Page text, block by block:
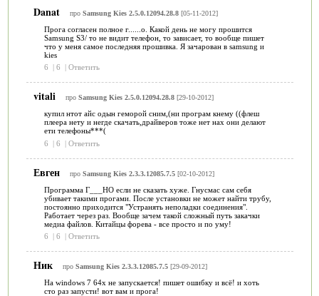
Danat про Samsung Kies 2.5.0.12094.28.8[05-11-2012]
Прога согласен полное г......о. Какой день не могу прошится
Samsung S3/ то не видит телефон, то зависает, то вообще пишет
что у меня самое последняя прошивка. Я зачарован в samsung и
kies
6
| 6 | Ответить
vitali про Samsung Kies 2.5.0.12094.28.8[29-10-2012]
купил нтот айс одын геморой сним,(ни програм кнему ((флеш
плеера нету и негде скачать,драйверов тоже нет нах они делают
ети телефоны***(
6
| 6 | Ответить
Евген про Samsung Kies 2.3.3.12085.7.5[02-10-2012]
Программа Г___НО если не сказать хуже. Гнусмас сам себя
убивает такими прогами. После установки не может найти трубу,
постоянно приходится "Устранять неполадки соединения".
Работает через раз. Вообще зачем такой сложный путь закачки
медиа файлов. Китайцы форева - все просто и по уму!
6
| 6 | Ответить
Ник про Samsung Kies 2.3.3.12085.7.5[29-09-2012]
На windows 7 64x не запускается! пишет ошибку и всё! и хоть
сто раз запусти! вот вам и прога!